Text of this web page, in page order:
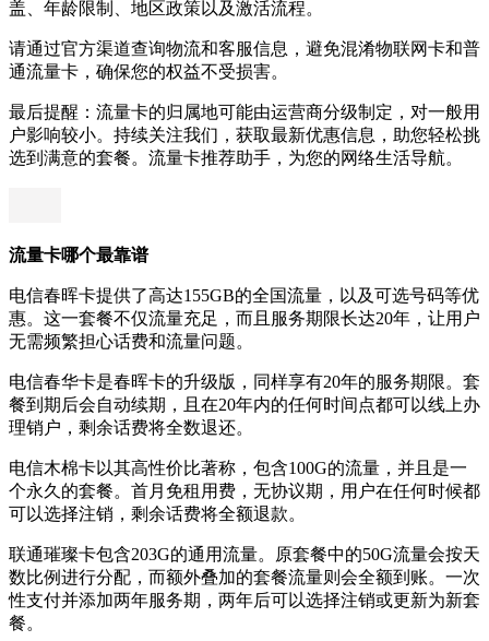
盖、年龄限制、地区政策以及激活流程。
请通过官方渠道查询物流和客服信息，避免混淆物联网卡和普
通流量卡，确保您的权益不受损害。
最后提醒：流量卡的归属地可能由运营商分级制定，对一般用
户影响较小。持续关注我们，获取最新优惠信息，助您轻松挑
选到满意的套餐。流量卡推荐助手，为您的网络生活导航。
流量卡哪个最靠谱
电信春晖卡提供了高达155GB的全国流量，以及可选号码等优
惠。这一套餐不仅流量充足，而且服务期限长达20年，让用户
无需频繁担心话费和流量问题。
电信春华卡是春晖卡的升级版，同样享有20年的服务期限。套
餐到期后会自动续期，且在20年内的任何时间点都可以线上办
理销户，剩余话费将全数退还。
电信木棉卡以其高性价比著称，包含100G的流量，并且是一
个永久的套餐。首月免租用费，无协议期，用户在任何时候都
可以选择注销，剩余话费将全额退款。
联通璀璨卡包含203G的通用流量。原套餐中的50G流量会按天
数比例进行分配，而额外叠加的套餐流量则会全额到账。一次
性支付并添加两年服务期，两年后可以选择注销或更新为新套
餐。